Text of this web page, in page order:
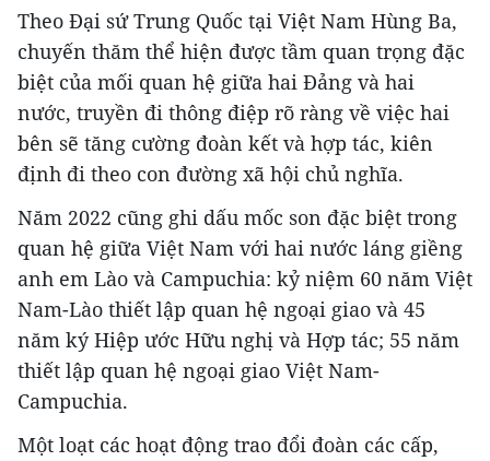
Theo Đại sứ Trung Quốc tại Việt Nam Hùng Ba,
chuyến thăm thể hiện được tầm quan trọng đặc
biệt của mối quan hệ giữa hai Đảng và hai
nước, truyền đi thông điệp rõ ràng về việc hai
bên sẽ tăng cường đoàn kết và hợp tác, kiên
định đi theo con đường xã hội chủ nghĩa.
Năm 2022 cũng ghi dấu mốc son đặc biệt trong
quan hệ giữa Việt Nam với hai nước láng giềng
anh em Lào và Campuchia: kỷ niệm 60 năm Việt
Nam-Lào thiết lập quan hệ ngoại giao và 45
năm ký Hiệp ước Hữu nghị và Hợp tác; 55 năm
thiết lập quan hệ ngoại giao Việt Nam-
Campuchia.
Một loạt các hoạt động trao đổi đoàn các cấp,